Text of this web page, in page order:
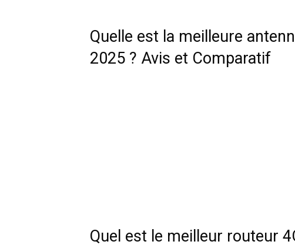
Quelle est la meilleure
2025 ? Avis et Comparatif
Quel est le meilleur routeur